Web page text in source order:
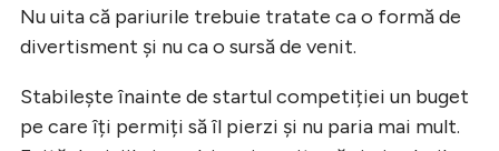
Nu uita că pariurile trebuie tratate ca o formă de
divertisment și nu ca o sursă de venit.
Stabilește înainte de startul competiției un buget
pe care îți permiți să îl pierzi și nu paria mai mult.